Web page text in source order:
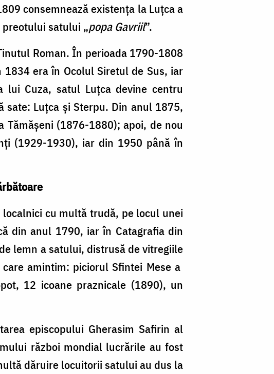
consemnează existența la Luțca a
satului „popa Gavriil”.
Roman. În perioada 1790-1808
era în Ocolul Siretul de Sus, iar
lui Cuza, satul Luțca devine centru
sate: Luțca și Sterpu. Din anul 1875,
(1876-1880); apoi, de nou
(1929-1930), iar din 1950 până în
cu multă trudă, pe locul unei
din anul 1790, iar în Catagrafia din
lemn a satului, distrusă de vitregiile
amintim: piciorul Sfintei Mese a
12 icoane praznicale (1890), un
episcopului Gherasim Safirin al
război mondial lucrările au fost
dăruire locuitorii satului au dus la